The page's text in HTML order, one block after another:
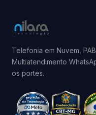
Telefonia em Nuvem,
Multiatendimento
os portes.